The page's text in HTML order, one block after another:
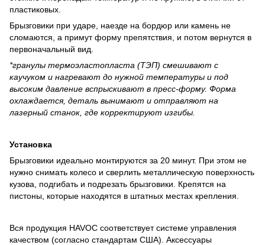
пластиковых.
Брызговики при ударе, наезде на бордюр или камень не
сломаются, а примут форму препятствия, и потом вернутся в
первоначальный вид.
*гранулы термоэластопласта (ТЭП) смешивают с
каучуком и нагревают до нужной температуры и под
высоким давление вспрыскивают в пресс-форму. Форма
охлаждается, деталь вынимают и отправляют на
лазерный станок, где корректируют изгибы.
Установка
Брызговики идеально монтируются за 20 минут. При этом не
нужно снимать колесо и сверлить металлическую поверхность
кузова, подгибать и подрезать брызговики. Крепятся на
пистоны, которые находятся в штатных местах крепления.
Вся продукция HAVOC соответствует системе управления
качеством (согласно стандартам США). Аксессуары